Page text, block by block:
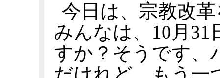
今日は、宗教改
みんなは、10月
すか？そうです、